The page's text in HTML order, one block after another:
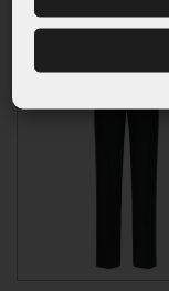
23,04 €